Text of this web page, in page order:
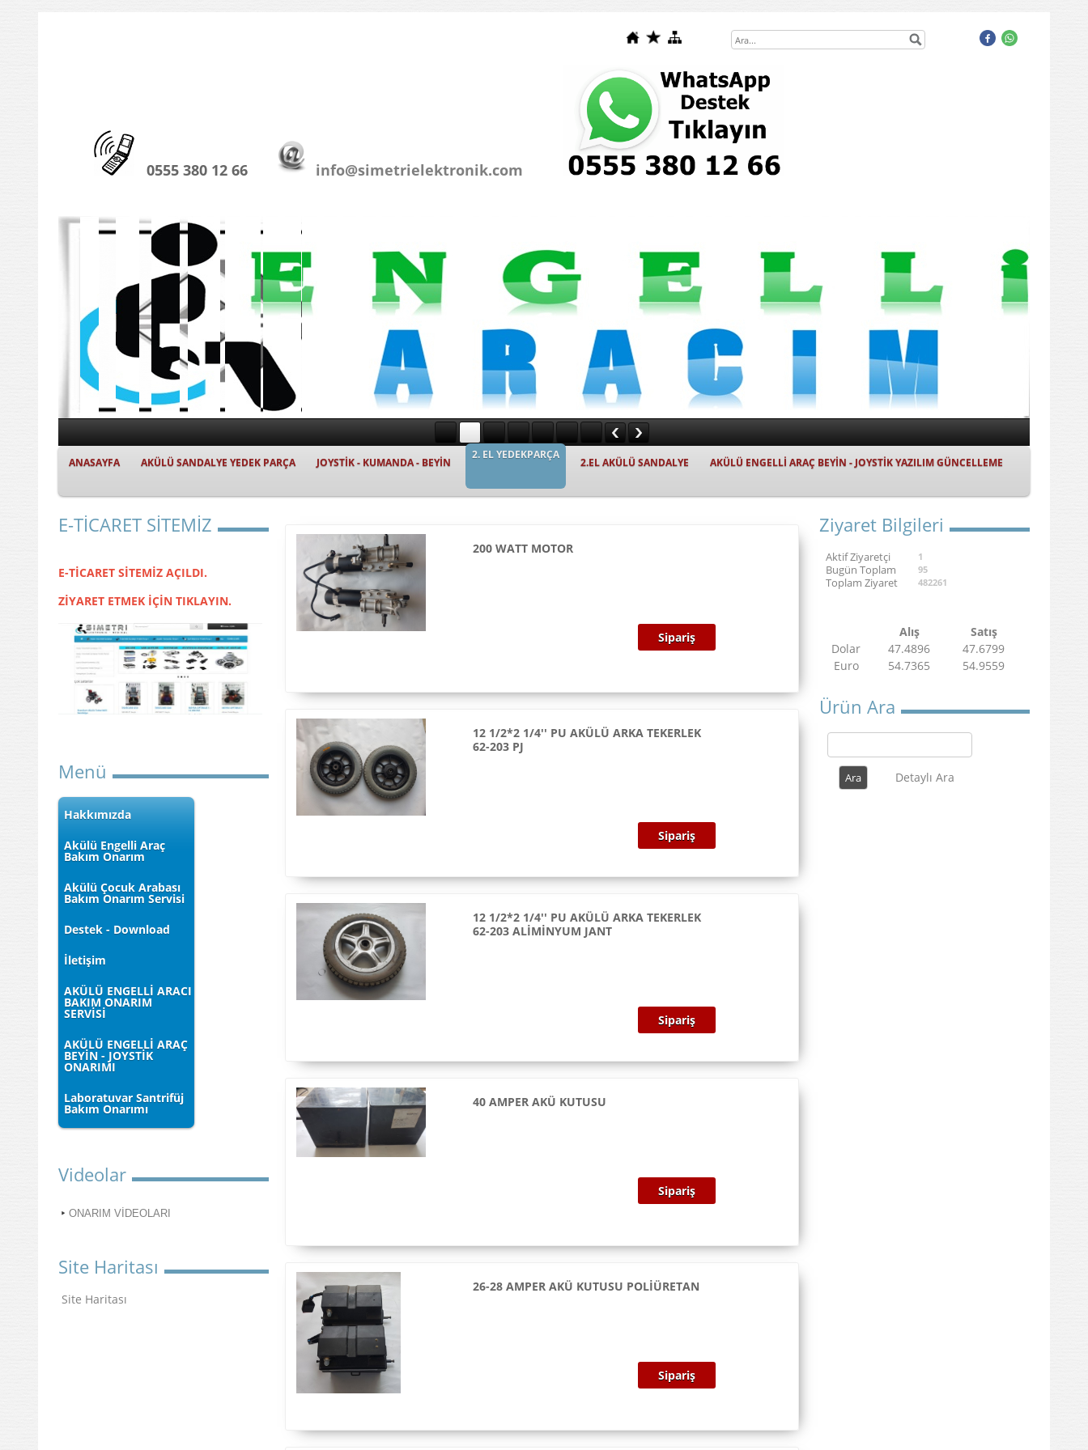
0555 380 12 66 info@simetrielektronik.com
ANASAYFA AKÜLÜ SANDALYE YEDEK PARÇA JOYSTİK - KUMANDA - BEYİN
2. EL YEDEKPARÇA
2.EL AKÜLÜ SANDALYE AKÜLÜ ENGELLİ ARAÇ BEYİN - JOYSTİK YAZILIM GÜNCELLEME
E-TİCARET SİTEMİZ
E-TİCARET SİTEMİZ AÇILDI.
ZİYARET ETMEK İÇİN TIKLAYIN.
Menü
Hakkımızda
Akülü Engelli Araç
Bakım Onarım
Akülü Çocuk Arabası
Bakım Onarım Servisi
Destek - Download
İletişim
AKÜLÜ ENGELLİ ARACI
BAKIM ONARIM
SERVİSİ
AKÜLÜ ENGELLİ ARAÇ
BEYİN - JOYSTİK
ONARIMI
Laboratuvar Santrifüj
Bakım Onarımı
Videolar
ONARIM VİDEOLARI
Site Haritası
Site Haritası
200 WATT MOTOR
Sipariş
12 1/2*2 1/4'' PU AKÜLÜ ARKA TEKERLEK
62-203 PJ
Sipariş
12 1/2*2 1/4'' PU AKÜLÜ ARKA TEKERLEK
62-203 ALİMİNYUM JANT
Sipariş
40 AMPER AKÜ KUTUSU
Sipariş
26-28 AMPER AKÜ KUTUSU POLİÜRETAN
Sipariş
Ziyaret Bilgileri
Aktif Ziyaretçi 1
Bugün Toplam 95
Toplam Ziyaret 482261
Alış
Satış
Dolar
47.4896
47.6799
Euro
54.7365 54.9559
Ürün Ara
Detaylı Ara